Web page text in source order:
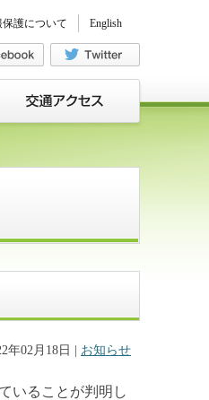
護について English
年02月18日 お知らせ
いることが判明し